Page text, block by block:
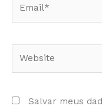
Salvar meus